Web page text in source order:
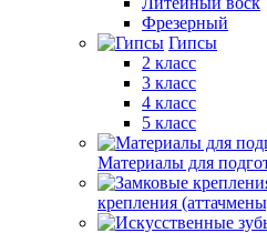
Фрезерный
Гипсы
2 класс
3 класс
4 класс
5 класс
Материалы для
крепления